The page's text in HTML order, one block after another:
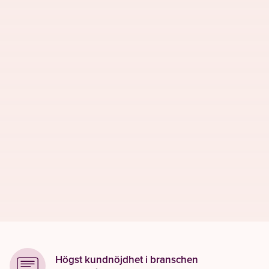
Högst kundnöjdhet i branschen